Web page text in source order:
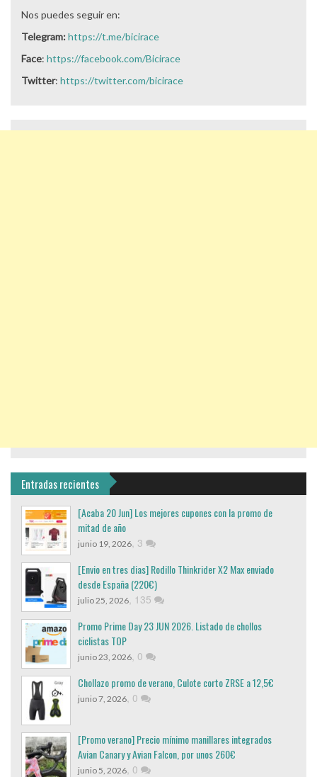
Nos puedes seguir en:
Telegram:https://t.me/bicirace
Face: https://facebook.com/Bicirace
Twitter: https://twitter.com/bicirace
Entradas recientes
[Acaba 20 Jun] Los mejores cupones con la promo de
mitad de año
junio 19, 2026 3
[Envio en tres dias] Rodillo Thinkrider X2 Max enviado
desde España (220€)
julio 25, 2026 135
Promo Prime Day 23 JUN 2026. Listado de chollos
ciclistas TOP
junio 23, 2026 0
Chollazo promo de verano, Culote corto ZRSE a 12,5€
junio 7, 2026 0
[Promo verano] Precio mínimo manillares integrados
Avian Canary y Avian Falcon, por unos 260€
junio 5, 2026 0